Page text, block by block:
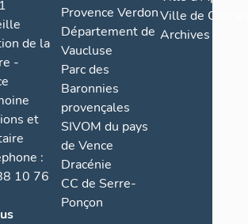
de la
-
et
:
10 76
Provence Verdon
Département de
Vaucluse
Parc des
Baronnies
provençales
SIVOM du pays
de Vence
Dracénie
CC de Serre-
Ponçon
Ville de
Archives